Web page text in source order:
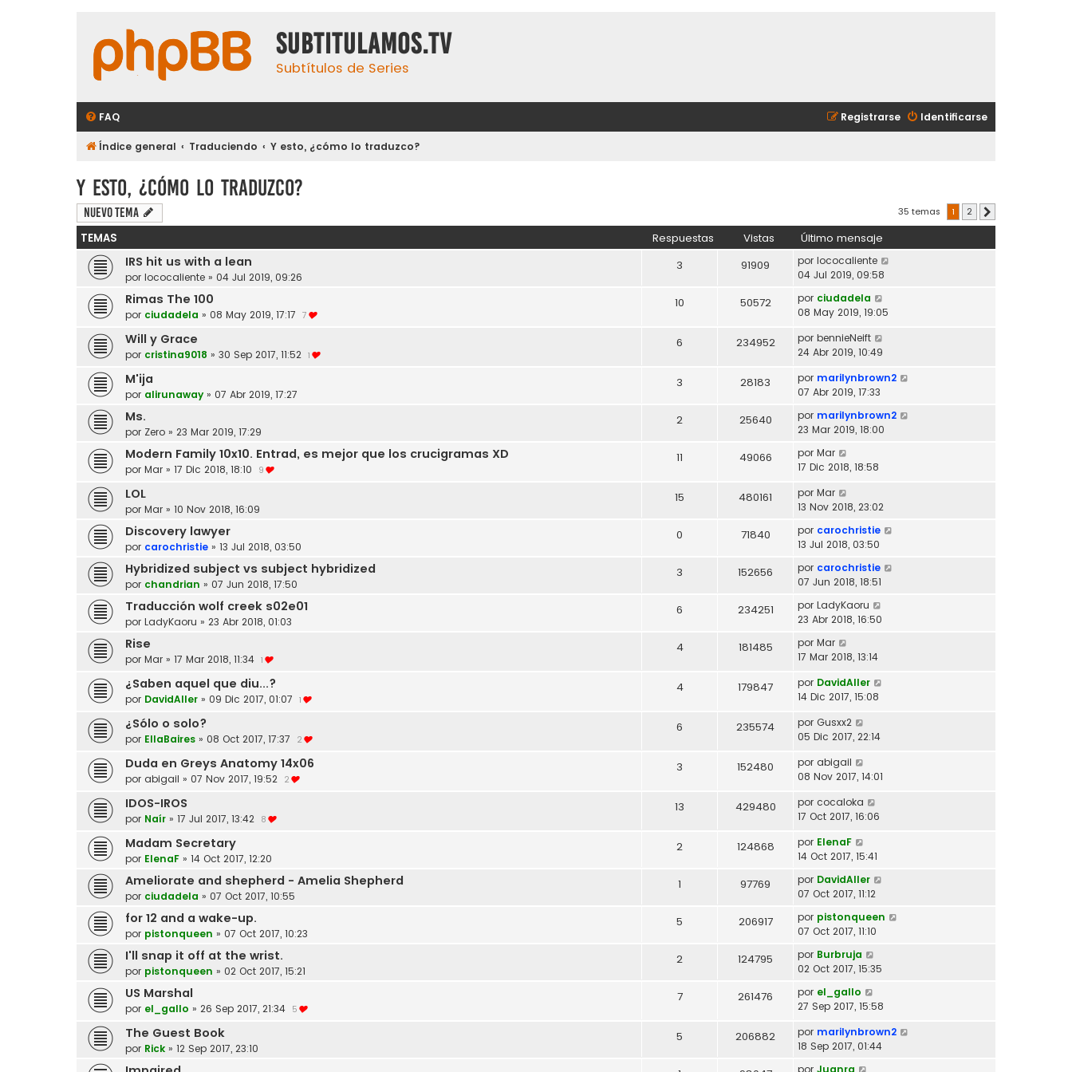
subtitulamos.tv
Subtítulos de Series
FAQ Identificarse
Registrarse
Índice general Traduciendo Y esto, ¿cómo lo traduzco?
Y esto, ¿cómo lo traduzco?
Nuevo Tema 35 temas 1 2
TEMAS Respuestas Vistas Último mensaje
IRS hit us with a lean
por lococaliente » 04 Jul 2019, 09:26
3 91909 por lococaliente
04 Jul 2019, 09:58
Rimas The 100
por ciudadela » 08 May 2019, 17:17 7
10 50572 por ciudadela
08 May 2019, 19:05
Will y Grace
por cristina9018 » 30 Sep 2017, 11:52 1
6 234952 por bennieNeift
24 Abr 2019, 10:49
M'ija
por alirunaway » 07 Abr 2019, 17:27
3 28183 por marilynbrown2
07 Abr 2019, 17:33
Ms.
por Zero » 23 Mar 2019, 17:29
2 25640 por marilynbrown2
23 Mar 2019, 18:00
Modern Family 10x10. Entrad, es mejor que los crucigramas XD
por Mar » 17 Dic 2018, 18:10 9
11 49066 por Mar
17 Dic 2018, 18:58
LOL
por Mar » 10 Nov 2018, 16:09
15 480161 por Mar
13 Nov 2018, 23:02
Discovery lawyer
por carochristie » 13 Jul 2018, 03:50
0 71840 por carochristie
13 Jul 2018, 03:50
Hybridized subject vs subject hybridized
por chandrian » 07 Jun 2018, 17:50
3 152656 por carochristie
07 Jun 2018, 18:51
Traducción wolf creek s02e01
por LadyKaoru » 23 Abr 2018, 01:03
6 234251 por LadyKaoru
23 Abr 2018, 16:50
Rise
por Mar » 17 Mar 2018, 11:34 1
4 181485 por Mar
17 Mar 2018, 13:14
¿Saben aquel que diu...?
por DavidAller » 09 Dic 2017, 01:07 1
4 179847 por DavidAller
14 Dic 2017, 15:08
¿Sólo o solo?
por EllaBaires » 08 Oct 2017, 17:37 2
6 235574 por Gusxx2
05 Dic 2017, 22:14
Duda en Greys Anatomy 14x06
por abigail » 07 Nov 2017, 19:52 2
3 152480 por abigail
08 Nov 2017, 14:01
IDOS-IROS
por Naír » 17 Jul 2017, 13:42 8
13 429480 por cocaloka
17 Oct 2017, 16:06
Madam Secretary
por ElenaF » 14 Oct 2017, 12:20
2 124868 por ElenaF
14 Oct 2017, 15:41
Ameliorate and shepherd - Amelia Shepherd
por ciudadela » 07 Oct 2017, 10:55
1 97769 por DavidAller
07 Oct 2017, 11:12
for 12 and a wake-up.
por pistonqueen » 07 Oct 2017, 10:23
5 206917 por pistonqueen
07 Oct 2017, 11:10
I'll snap it off at the wrist.
por pistonqueen » 02 Oct 2017, 15:21
2 124795 por Burbruja
02 Oct 2017, 15:35
US Marshal
por el_gallo » 26 Sep 2017, 21:34 5
7 261476 por el_gallo
27 Sep 2017, 15:58
The Guest Book
por Rick » 12 Sep 2017, 23:10
5 206882 por marilynbrown2
18 Sep 2017, 01:44
por Juanra